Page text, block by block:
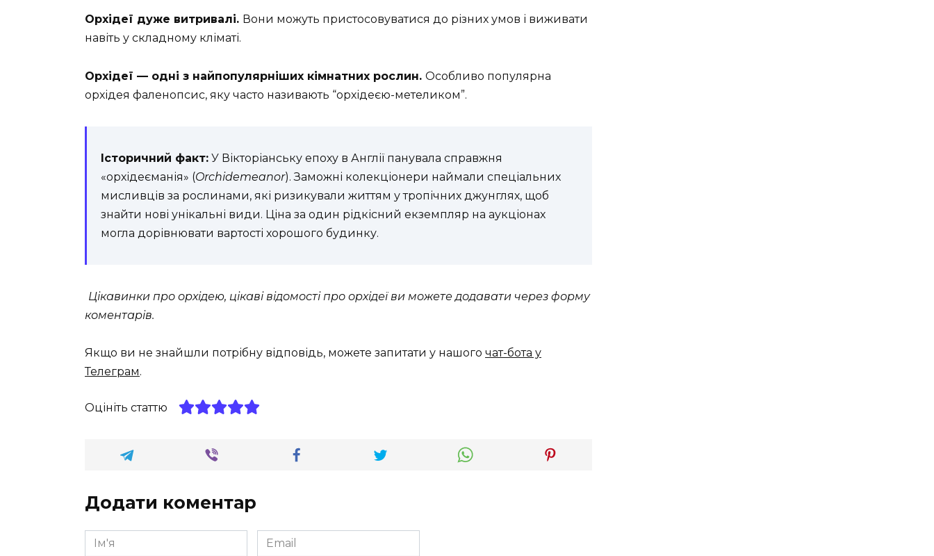
Орхідеї дуже витривалі. Вони можуть пристосовуватися до різних умов і виживати
навіть у складному кліматі.
Орхідеї — одні з найпопулярніших кімнатних рослин. Особливо популярна
орхідея фаленопсис, яку часто називають “орхідеєю-метеликом”.
Історичний факт: У Вікторіанську епоху в Англії панувала справжня
«орхідеєманія» (Orchidemeanor). Заможні колекціонери наймали спеціальних
мисливців за рослинами, які ризикували життям у тропічних джунглях, щоб
знайти нові унікальні види. Ціна за один рідкісний екземпляр на аукціонах
могла дорівнювати вартості хорошого будинку.
Цікавинки про орхідею, цікаві відомості про орхідеї ви можете додавати через форму
коментарів.
Якщо ви не знайшли потрібну відповідь, можете запитати у нашого чат-бота у
Телеграм.
Оцініть статтю
Додати коментар
Ім'я
Email